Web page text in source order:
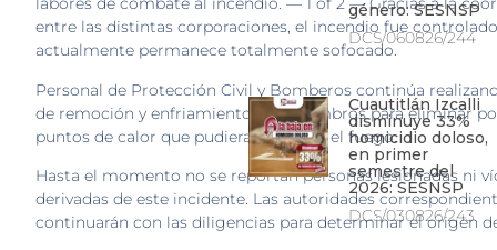
entre las distintas corporaciones, el incendio fue
actualmente permanece totalmente sofocado.
Personal de Protección Civil y Bomberos continúa
de remoción y enfriamiento de escombros para eliminar
puntos de calor que pudieran reavivar el fuego.
Hasta el momento no se reportan personas lesionadas ni
derivadas de este incidente. Las autoridades
continuarán con las diligencias para determinar el origen
género: SESNSP
DCS/060826/244
Cuautitlán Izcalli
disminuye 33%
homicidio doloso,
en primer
semestre del
2026: SESNSP
DCS/030826/243